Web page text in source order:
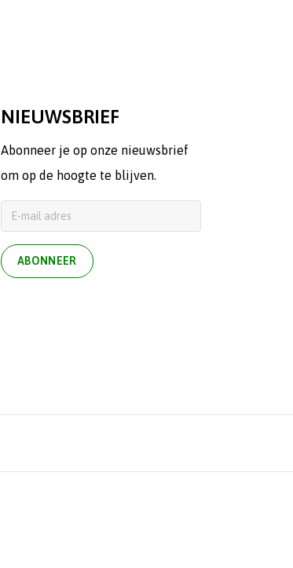
NIEUWSBRIEF
Abonneer je op onze nieuwsbrief
om op de hoogte te blijven.
ABONNEER